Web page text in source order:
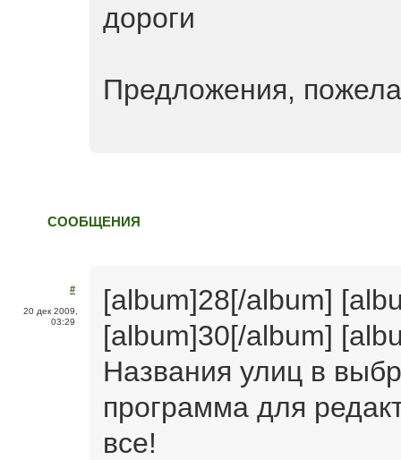
дороги
Предложения,
СООБЩЕНИЯ
#
20 дек 2009,
03:29
[album]28[/album]
[album]30[/album]
Названия улиц в
программа для
все!